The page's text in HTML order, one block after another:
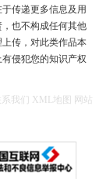
传递更多信息及用
也不构成任何其他
传，对此类作品本
侵犯您的知识产权
我们 XML地图
网站